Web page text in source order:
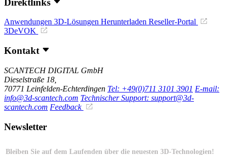
Anwendungen 3D-Lösungen Herunterladen Reseller-Portal
3DeVOK
Kontakt
SCANTECH DIGITAL GmbH
Dieselstraße 18,
70771 Leinfelden-Echterdingen Tel: +49(0)711 3101 3901 E-mail:
info@3d-scantech.com Technischer Support: support@3d-
scantech.com Feedback
Newsletter